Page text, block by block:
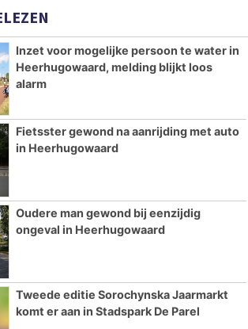
Inzet voor mogelijke persoon te water in
Heerhugowaard, melding blijkt loos
alarm
Fietsster gewond na aanrijding met auto
in Heerhugowaard
Oudere man gewond bij eenzijdig
ongeval in Heerhugowaard
Tweede editie Sorochynska Jaarmarkt
komt er aan in Stadspark De Parel